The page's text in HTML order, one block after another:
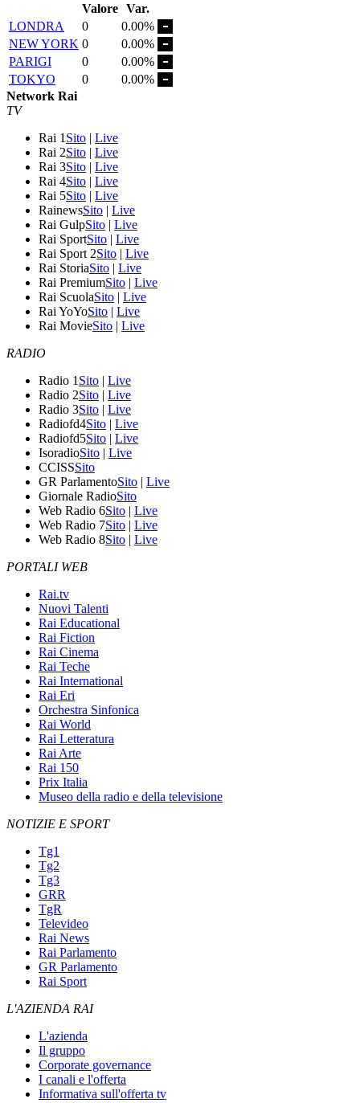
Valore Var.
LONDRA
0
0.00%
NEW YORK 0
0.00%
PARIGI
0
0.00%
TOKYO
0
0.00%
Network Rai
TV
Rai 1 Sito | Live
Rai 2Sito | Live
Rai 3Sito | Live
Rai 4Sito | Live
Rai 5Sito | Live
RainewsSito | Live
Rai GulpSito | Live
Rai SportSito | Live
Rai Sport 2Sito | Live
Rai StoriaSito | Live
Rai PremiumSito | Live
Rai ScuolaSito | Live
Rai YoYoSito | Live
Rai MovieSito | Live
RADIO
Radio 1 Sito | Live
Radio 2Sito | Live
Radio 3Sito | Live
Radiofd4Sito | Live
Radiofd5Sito | Live
IsoradioSito | Live
CCISSSito
GR ParlamentoSito | Live
Giornale RadioSito
Web Radio 6Sito | Live
Web Radio 7Sito | Live
Web Radio 8Sito | Live
PORTALI WEB
Rai.tv
Nuovi Talenti
Rai Educational
Rai Fiction
Rai Cinema
Rai Teche
Rai International
Rai Eri
Orchestra Sinfonica
Rai World
Rai Letteratura
Rai Arte
Rai 150
Prix Italia
Museo della radio e della televisione
NOTIZIE E SPORT
Tg1
Tg2
Tg3
GRR
TgR
Televideo
Rai News
Rai Parlamento
GR Parlamento
Rai Sport
L'AZIENDA RAI
L'azienda
Il gruppo
Corporate governance
I canali e l'offerta
Informativa sull'offerta tv